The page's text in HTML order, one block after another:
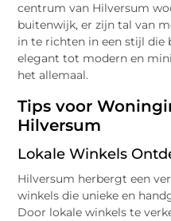
centrum van Hilversum
buitenwijk, er zijn tal van
in te richten in een stijl die
elegant tot modern en
het allemaal.
Tips voor
Hilversum
Lokale Winkels
Hilversum herbergt een
winkels die unieke en
Door lokale winkels te